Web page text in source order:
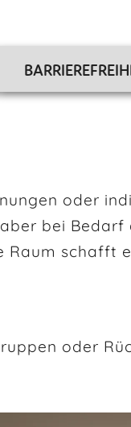
oder
bei
schafft
oder